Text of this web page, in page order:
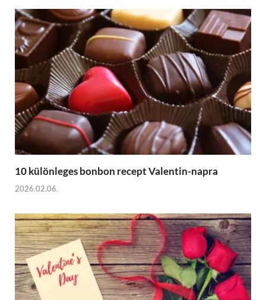
10 különleges bonbon recept Valentin-napra
2026.02.06.